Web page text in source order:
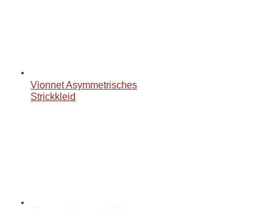
Vionnet Asymmetrisches
Strickkleid